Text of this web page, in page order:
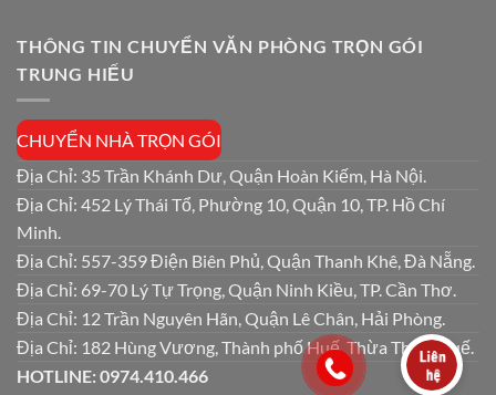
THÔNG TIN CHUYỂN VĂN PHÒNG TRỌN GÓI
TRUNG HIẾU
CHUYỂN NHÀ TRỌN GÓI
Địa Chỉ: 35 Trần Khánh Dư, Quận Hoàn Kiếm, Hà Nội.
Địa Chỉ: 452 Lý Thái Tổ, Phường 10, Quận 10, TP. Hồ Chí
Minh.
Địa Chỉ: 557-359 Điện Biên Phủ, Quận Thanh Khê, Đà Nẵng.
Địa Chỉ: 69-70 Lý Tự Trọng, Quận Ninh Kiều, TP. Cần Thơ.
Địa Chỉ: 12 Trần Nguyên Hãn, Quận Lê Chân, Hải Phòng.
Địa Chỉ: 182 Hùng Vương, Thành phố Huế, Thừa Thiên Huế.
HOTLINE: 0974.410.466